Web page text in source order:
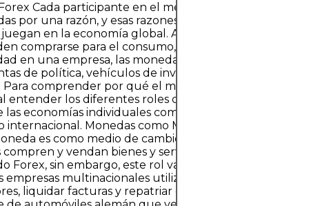
Cada participante en el mercado de divisas
por una razón, y esas razones reflejan los muchos
en la economía global. A diferencia de las
comprarse para el consumo, o las acciones, que
en una empresa, las monedas son simultáneamente
de política, vehículos de inversión e instrumentos
Para comprender por qué el mercado se mueve como
entender los diferentes roles que cumplen las
las economías individuales como en la estructura del
internacional. Monedas como Medios de Cambio El rol
es como medio de cambio. Permite que los
compren y vendan bienes y servicios sin recurrir al
Forex, sin embargo, este rol va más allá de las
empresas multinacionales utilizan monedas para
liquidar facturas y repatriar ganancias. Por ejemplo,